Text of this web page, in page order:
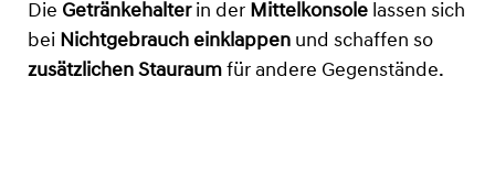
Die Getränkehalterin der Mittelkonsole lassen sich
bei Nichtgebrauch einklappen und schaffen so
zusätzlichen Stauraum für andere Gegenstände.